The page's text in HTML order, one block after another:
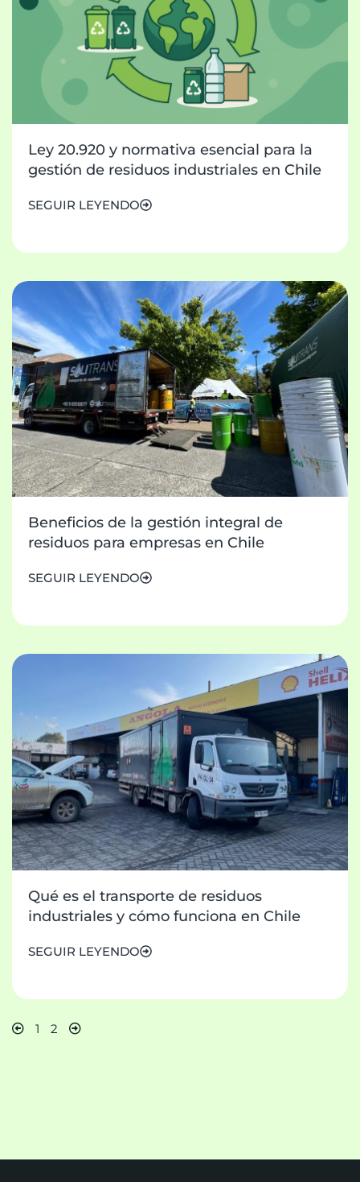
Ley 20.920 y normativa esencial para la
gestión de residuos industriales en Chile
SEGUIR LEYENDO
Beneficios de la gestión integral de
residuos para empresas en Chile
SEGUIR LEYENDO
Qué es el transporte de residuos
industriales y cómo funciona en Chile
SEGUIR LEYENDO
1 2